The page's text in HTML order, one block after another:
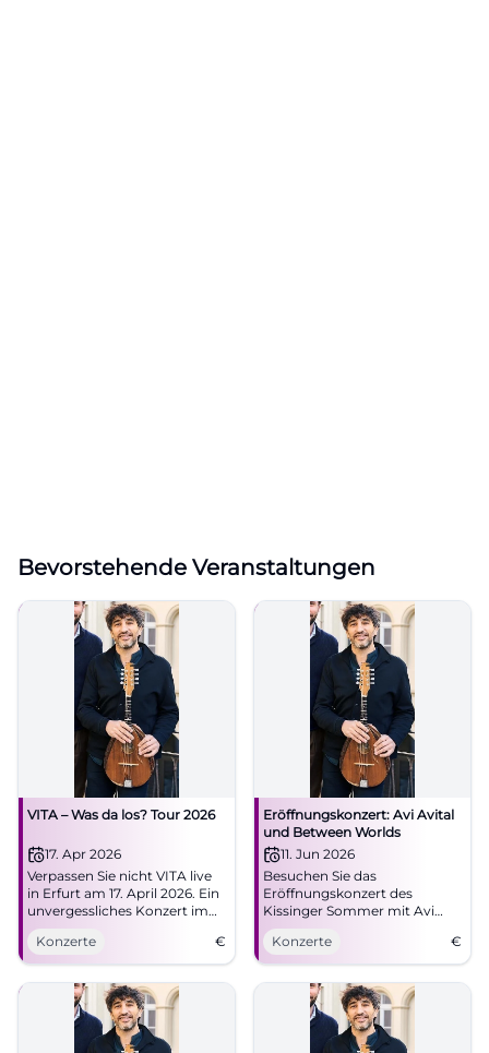
Bevorstehende Veranstaltungen
VITA – Was da los? Tour 2026
17. Apr 2026
Verpassen Sie nicht VITA live
in Erfurt am 17. April 2026. Ein
unvergessliches Konzert im
Kalif Storch erwartet Sie.
Konzerte
€
Eröffnungskonzert: Avi Avital
und Between Worlds
11. Jun 2026
Besuchen Sie das
Eröffnungskonzert des
Kissinger Sommer mit Avi
Avital im Kurtheater.
Konzerte
€